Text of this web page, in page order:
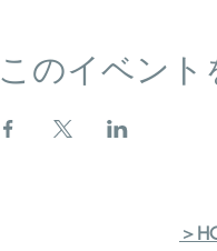
このイベント
＞